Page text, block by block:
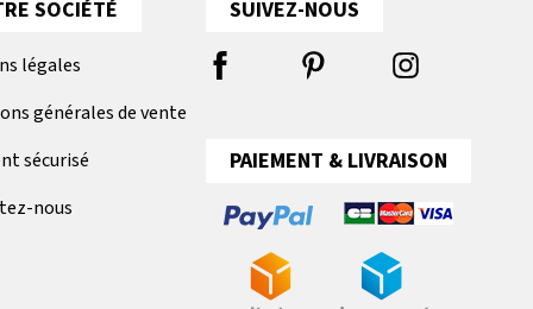
SOCIÉTÉ
légales
générales de vente
sécurisé
nous
SUIVEZ-NOUS
PAIEMENT & LIVRAISON